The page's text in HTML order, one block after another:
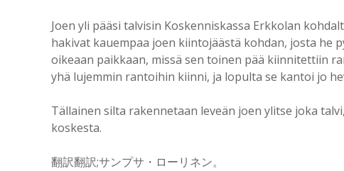
Joen yli pääsi talvisin Koskenniskassa Erkkolan
hakivat kauempaa joen kiintojäästä kohdan, josta he
oikeaan paikkaan, missä sen toinen pää kiinnitettiin
yhä lujemmin rantoihin kiinni, ja lopulta se kantoi jo
Tällainen silta rakennetaan leveän joen ylitse joka
koskesta.
翻訳翻訳;サンプサ・ローリネン。